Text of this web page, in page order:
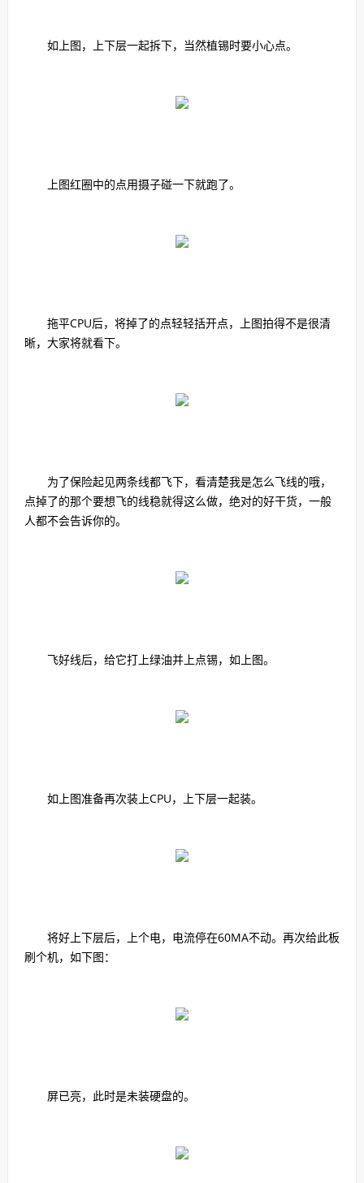
如上图，上下层一起拆下，当然植锡时要小心点。
上图红圈中的点用摄子碰一下就跑了。
拖平CPU后，将掉了的点轻轻括开点，上图拍得不是很清
晰，大家将就看下。
为了保险起见两条线都飞下，看清楚我是怎么飞线的哦，
点掉了的那个要想飞的线稳就得这么做，绝对的好干货，一般
人都不会告诉你的。
飞好线后，给它打上绿油并上点锡，如上图。
如上图准备再次装上CPU，上下层一起装。
将好上下层后，上个电，电流停在60MA不动。再次给此板
刷个机，如下图：
屏已亮，此时是未装硬盘的。